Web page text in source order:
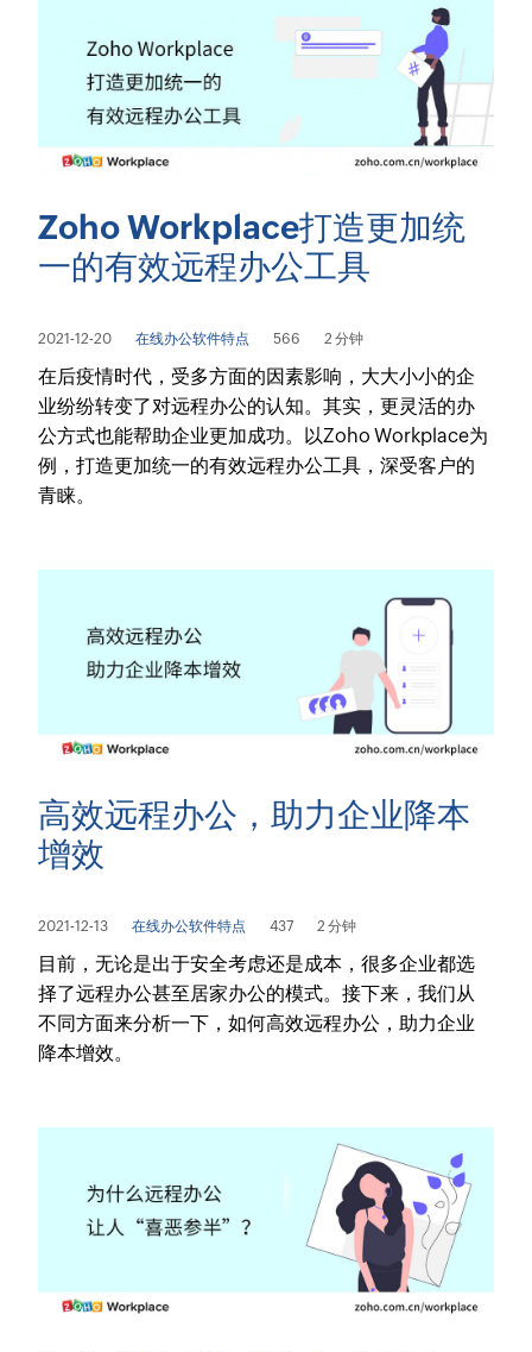
Zoho Workplace打造更加统
一的有效远程办公工具
2021-12-20 在线办公软件特点 566 2 分钟
在后疫情时代，受多方面的因素影响，大大小小的企
业纷纷转变了对远程办公的认知。其实，更灵活的办
公方式也能帮助企业更加成功。以Zoho Workplace为
例，打造更加统一的有效远程办公工具，深受客户的
青睐。
高效远程办公，助力企业降本
增效
2021-12-13 在线办公软件特点 437 2 分钟
目前，无论是出于安全考虑还是成本，很多企业都选
择了远程办公甚至居家办公的模式。接下来，我们从
不同方面来分析一下，如何高效远程办公，助力企业
降本增效。